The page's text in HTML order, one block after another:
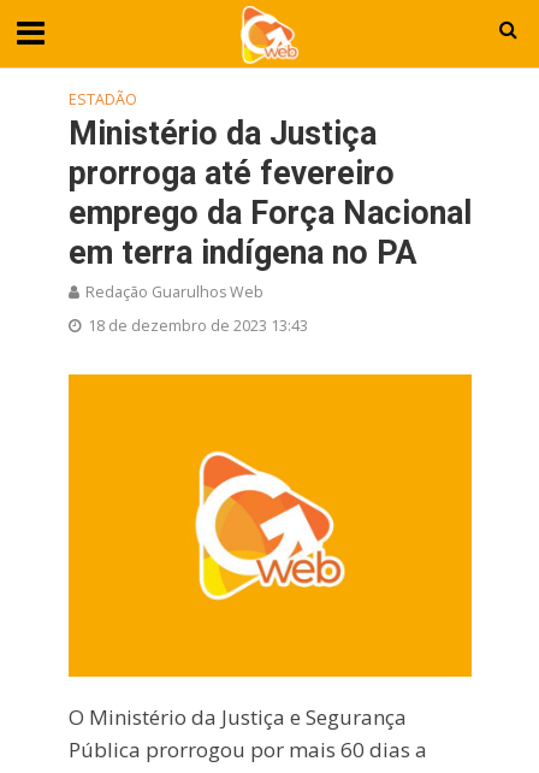
ESTADÃO
Ministério da Justiça
prorroga até fevereiro
emprego da Força Nacional
em terra indígena no PA
Redação Guarulhos Web
18 de dezembro de 2023 13:43
O Ministério da Justiça e Segurança
Pública prorrogou por mais 60 dias a